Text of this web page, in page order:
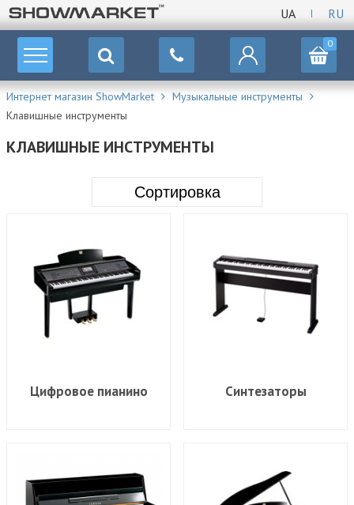
UA RU
0
Интернет магазин ShowMarket
Музыкальные инструменты
Клавишные инструменты
КЛАВИШНЫЕ ИНСТРУМЕНТЫ
Сортировка
Цифровое пианино Синтезаторы